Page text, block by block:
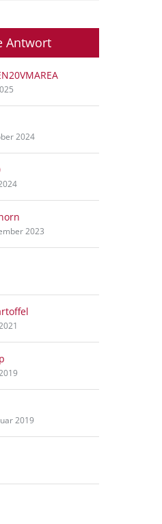
Antwort
2024
2023
2019